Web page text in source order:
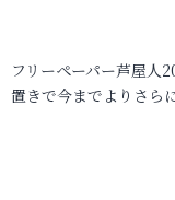
フリーペーパー芦屋人
置きで今までよりさら